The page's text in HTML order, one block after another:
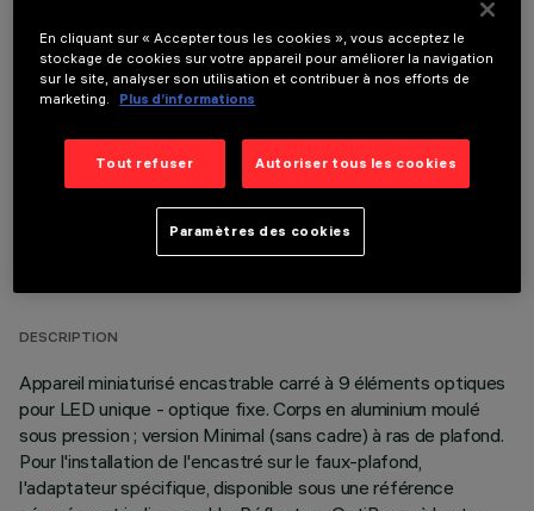
COMPOSANTS OPTIONNELS
DONNÉES TECHNIQUES
DESCRIPTION
Appareil miniaturisé encastrable carré à 9 éléments optiques
pour LED unique - optique fixe. Corps en aluminium moulé
sous pression ; version Minimal (sans cadre) à ras de plafond.
Pour l'installation de l'encastré sur le faux-plafond,
l'adaptateur spécifique, disponible sous une référence
En cliquant sur « Accepter tous les cookies », vous acceptez le
stockage de cookies sur votre appareil pour améliorer la navigation
sur le site, analyser son utilisation et contribuer à nos efforts de
marketing.
Plus d’informations
Tout refuser Autoriser tous les cookies
Paramètres des cookies